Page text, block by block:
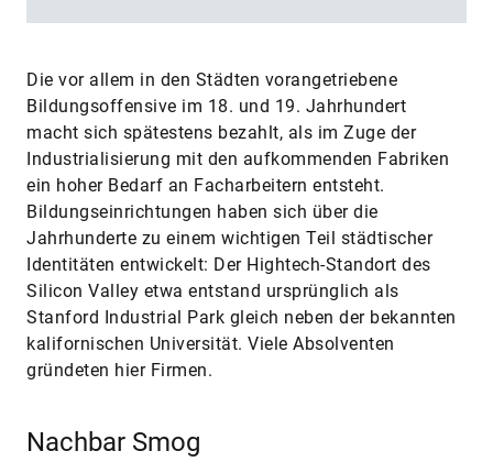
Die vor allem in den Städten vorangetriebene
Bildungsoffensive im 18. und 19. Jahrhundert
macht sich spätestens bezahlt, als im Zuge der
Industrialisierung mit den aufkommenden Fabriken
ein hoher Bedarf an Facharbeitern entsteht.
Bildungseinrichtungen haben sich über die
Jahrhunderte zu einem wichtigen Teil städtischer
Identitäten entwickelt: Der Hightech-Standort des
Silicon Valley etwa entstand ursprünglich als
Stanford Industrial Park gleich neben der bekannten
kalifornischen Universität. Viele Absolventen
gründeten hier Firmen.
Nachbar Smog